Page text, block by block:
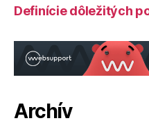
Definície dôležitých
Archív